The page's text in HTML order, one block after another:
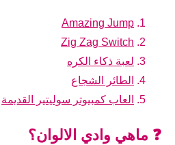
Amazing Jump
Zig Zag Switch
لعبة ذكاء الكره
الطائر الشجاع
العاب كمبيوتر سوليتير القديمة
❓ ماهي وادي الالوان؟